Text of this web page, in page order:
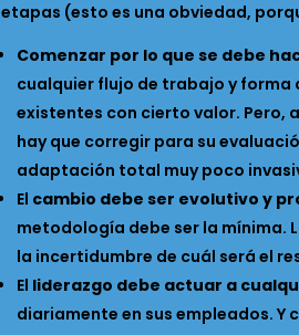
etapas (esto es una obviedad,
Comenzar por lo que se debe
cualquier flujo de trabajo y forma
existentes con cierto valor. Pero,
hay que corregir para su
adaptación total muy poco
El cambio debe ser evolutivo y
metodología debe ser la mínima.
la incertidumbre de cuál será el
El liderazgo debe actuar a
diariamente en sus empleados. Y